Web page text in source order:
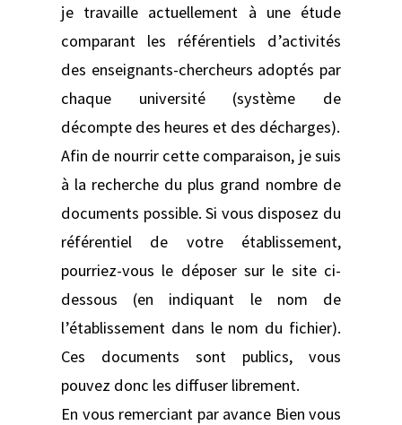
je travaille actuellement à une étude
comparant les référentiels d’activités
des enseignants-chercheurs adoptés par
chaque université (système de
décompte des heures et des décharges).
Afin de nourrir cette comparaison, je suis
à la recherche du plus grand nombre de
documents possible. Si vous disposez du
référentiel de votre établissement,
pourriez-vous le déposer sur le site ci-
dessous (en indiquant le nom de
l’établissement dans le nom du fichier).
Ces documents sont publics, vous
pouvez donc les diffuser librement.
En vous remerciant par avance Bien vous